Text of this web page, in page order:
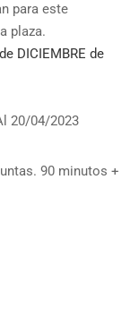
para este
plaza.
DICIEMBRE de
20/04/2023
90 minutos +